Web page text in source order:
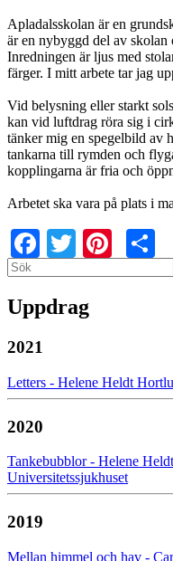
Apladalsskolan är en
är en nybyggd del av skolan
Inredningen är ljus med
färger. I mitt arbete tar jag
Vid belysning eller starkt
kan vid luftdrag röra sig i
tänker mig en spegelbild av
tankarna till rymden och
kopplingarna är fria och
Arbetet ska vara på plats i
Facebook
Twitter
Search
Uppdrag
2021
Letters - Helene Heldt
2020
Tankebubblor - Helene
Universitetssjukhuset
2019
Mellan himmel och hav -